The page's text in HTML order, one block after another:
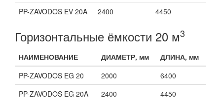
PP-ZAVODOS EV 20A
2400 4450
Горизонтальные ёмкости 20 м3
НАИМЕНОВАНИЕ ДИАМЕТР, мм
ДЛИНА, мм
PP-ZAVODOS EG 20
2000
6400
PP-ZAVODOS EG 20A
2400 4450